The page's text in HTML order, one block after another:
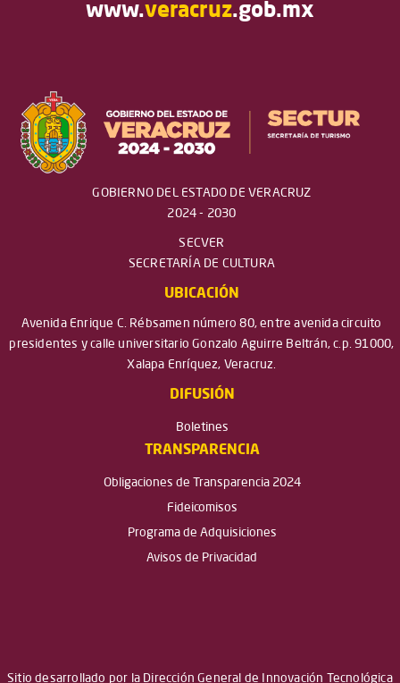
www.veracruz.gob.mx
GOBIERNO DEL ESTADO DE VERACRUZ
2024 - 2030
SECVER
SECRETARÍA DE CULTURA
UBICACIÓN
Avenida Enrique C. Rébsamen número 80, entre avenida circuito
presidentes y calle universitario Gonzalo Aguirre Beltrán, c.p. 91000,
Xalapa Enríquez, Veracruz.
DIFUSIÓN
Boletines
TRANSPARENCIA
Obligaciones de Transparencia 2024
Fideicomisos
Programa de Adquisiciones
Avisos de Privacidad
Sitio desarrollado por la Dirección General de Innovación Tecnológica